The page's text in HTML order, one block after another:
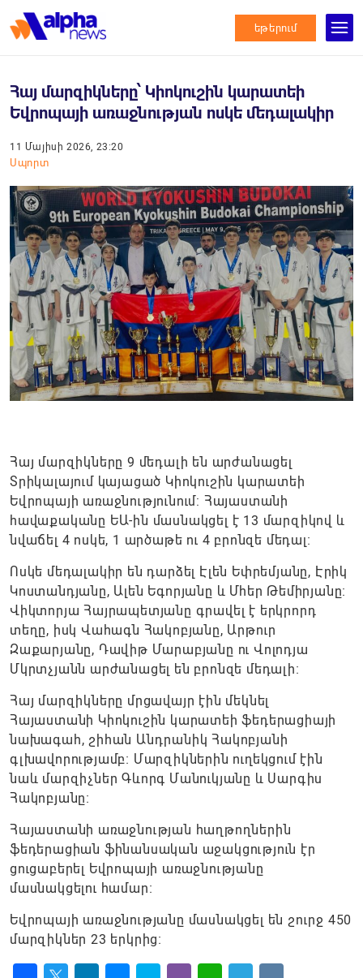
եթերում
Հայ մարզիկները՝ Կիոկուշին կարատեի
Եվրոպայի առաջնության ոսկե մեդալակիր
11 Մայիսի 2026, 23:20
Սպորտ
Հայ մարզիկները 9 մեդալի են արժանացել
Տրիկալայում կայացած Կիոկուշին կարատեի
Եվրոպայի առաջնությունում: Հայաստանի
հավաքականը ԵԱ-ին մասնակցել է 13 մարզիկով և
նվաճել 4 ոսկե, 1 արծաթե ու 4 բրոնզե մեդալ։
Ոսկե մեդալակիր են դարձել Էլեն Եփրեմյանը, Էրիկ
Կոստանդյանը, Ալեն Եգորյանը և Մհեր Թեմիրյանը։
Վիկտորյա Հայրապետյանը գրավել է երկրորդ
տեղը, իսկ Վահագն Հակոբյանը, Արթուր
Զաքարյանը, Դավիթ Մարաբյանը ու Վոլոդյա
Մկրտչյանն արժանացել են բրոնզե մեդալի։
Հայ մարզիկները մրցավայր էին մեկնել
Հայաստանի Կիոկուշին կարատեի ֆեդերացիայի
նախագահ, շիհան Անդրանիկ Հակոբյանի
գլխավորությամբ։ Մարզիկներին ուղեկցում էին
նաև մարզիչներ Գևորգ Մանուկյանը և Սարգիս
Հակոբյանը։
Հայաստանի առաջնության հաղթողներին
ֆեդերացիան ֆինանսական աջակցություն էր
ցուցաբերել Եվրոպայի առաջնությանը
մասնակցելու համար։
Եվրոպայի առաջնությանը մասնակցել են շուրջ 450
մարզիկներ 23 երկրից։